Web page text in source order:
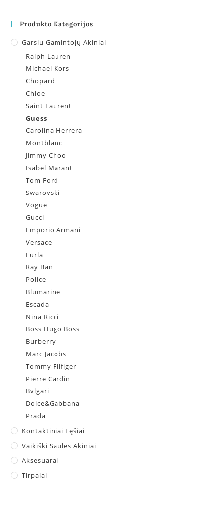
Produkto Kategorijos
Garsių Gamintojų Akiniai
Ralph Lauren
Michael Kors
Chopard
Chloe
Saint Laurent
Guess
Carolina Herrera
Montblanc
Jimmy Choo
Isabel Marant
Tom Ford
Swarovski
Vogue
Gucci
Emporio Armani
Versace
Furla
Ray Ban
Police
Blumarine
Escada
Nina Ricci
Boss Hugo Boss
Burberry
Marc Jacobs
Tommy Filfiger
Pierre Cardin
Bvlgari
Dolce&Gabbana
Prada
Kontaktiniai Lęšiai
Vaikiški Saulės Akiniai
Aksesuarai
Tirpalai